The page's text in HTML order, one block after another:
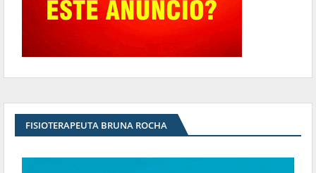
FISIOTERAPEUTA BRUNA ROCHA